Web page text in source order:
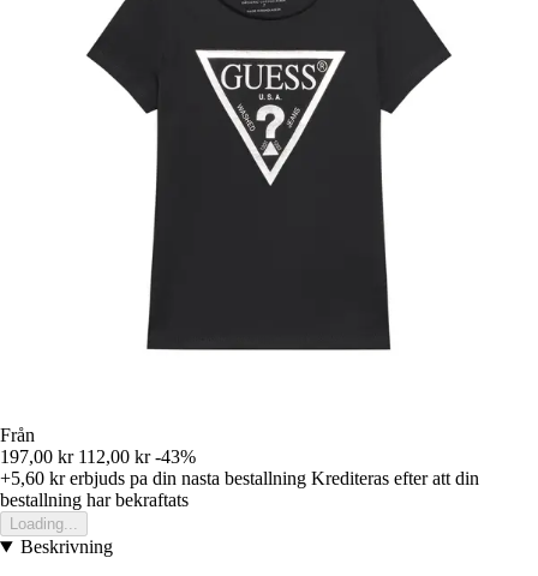
Från
197,00 kr 112,00 kr -43%
+5,60 krerbjuds pa din nasta bestallning Krediteras efter att din
bestallning har bekraftats
Loading...
Beskrivning